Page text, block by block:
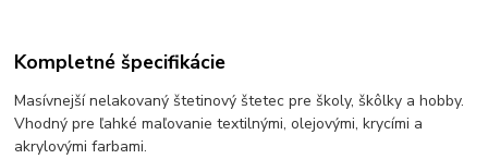
Kompletné špecifikácie
Masívnejší nelakovaný štetinový štetec pre školy, škôlky a hobby.
Vhodný pre ľahké maľovanie textilnými, olejovými, krycími a
akrylovými farbami.